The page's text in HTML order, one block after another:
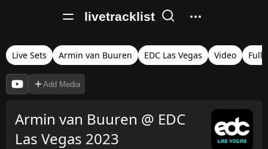
livetracklist
Live Sets Armin van Buuren EDC Las Vegas Video Full
Add Media
Armin van Buuren @ EDC
Las Vegas 2023